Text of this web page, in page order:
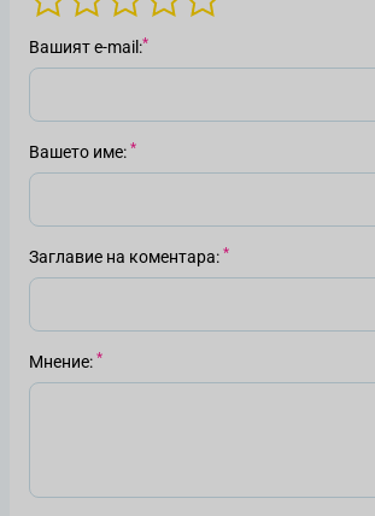
Вашият е-mail
Вашето име
Заглавие на коментара
Мнение